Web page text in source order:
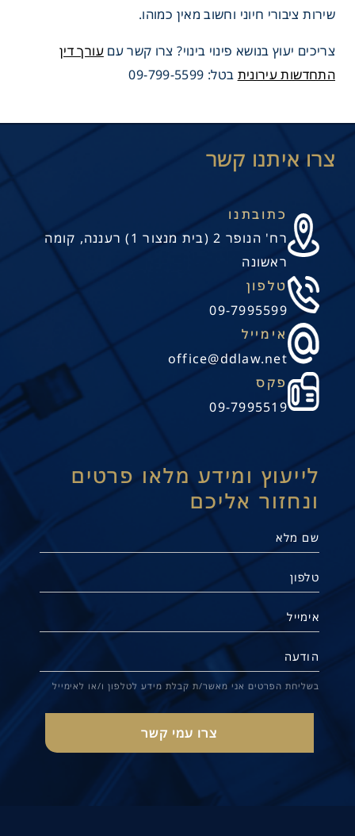
שירות ציבורי חיוני וחשוב מאין כמוהו.
צריכים יעוץ בנושא פינוי בינוי? צרו קשר עםעורך דין
התחדשות עירונית בטל: 09-799-5599
כתובתנו
רח' הנופר 2 (בית מנצור 1) רעננה, קומה
ראשונה
טלפון
09-7995599
אימייל
office@ddlaw.net
פקס
09-7995519
לייעוץ ומידע מלאו פרטים
ונחזור אליכם
בשליחת הפרטים אני מאשר/ת קבלת מידע לטלפון ו/או לאימייל